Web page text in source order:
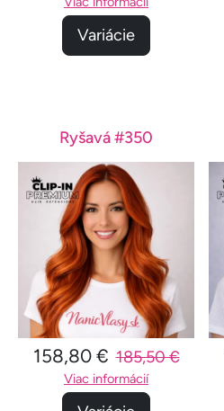
Variácie
Ryšavá #350
158,80 € 185,50 €
Viac informácií